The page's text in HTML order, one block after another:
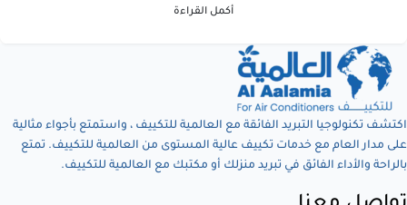
أكمل القراءة
اكتشف تكنولوجيا التبريد الفائقة مع العالمية للتكييف ، واستمتع بأجواء مثالية
على مدار العام مع خدمات تكييف عالية المستوى من العالمية للتكييف. تمتع
بالراحة والأداء الفائق في تبريد منزلك أو مكتبك مع العالمية للتكييف.